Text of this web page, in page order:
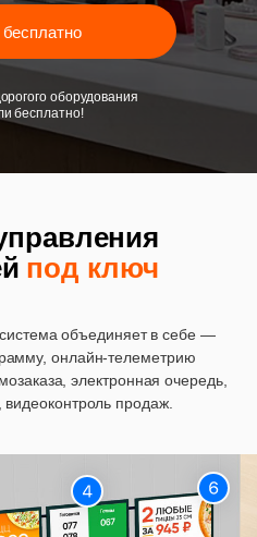
оборудования
бесплатно!
под ключ
объединяет в себе —
онлайн-телеметрию
электронная очередь,
видеоконтроль продаж.